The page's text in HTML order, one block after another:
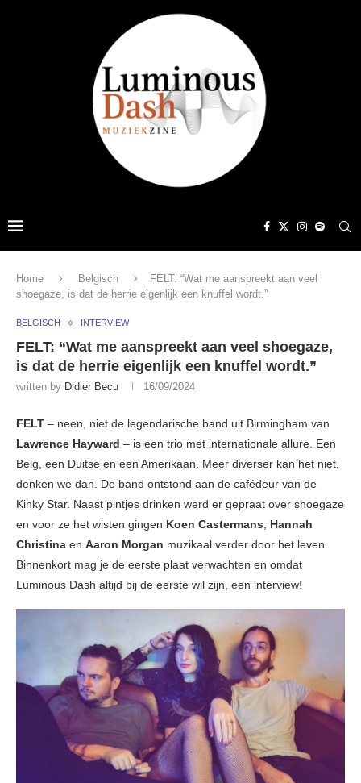
Home Belgisch
FELT: “Wat me aanspreekt aan veel
shoegaze, is dat de herrie eigenlijk een knuffel wordt.”
BELGISCH INTERVIEW
FELT: “Wat me aanspreekt aan veel shoegaze,
is dat de herrie eigenlijk een knuffel wordt.”
written by Didier Becu 16/09/2024
FELT – neen, niet de legendarische band uit Birmingham van
Lawrence Hayward – is een trio met internationale allure. Een
Belg, een Duitse en een Amerikaan. Meer diverser kan het niet,
denken we dan. De band ontstond aan de cafédeur van de
Kinky Star. Naast pintjes drinken werd er gepraat over shoegaze
en voor ze het wisten gingen Koen Castermans, Hannah
Christina en Aaron Morgan muzikaal verder door het leven.
Binnenkort mag je de eerste plaat verwachten en omdat
Luminous Dash altijd bij de eerste wil zijn, een interview!